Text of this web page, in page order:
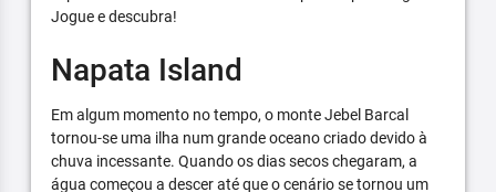
Jogue e descubra!
Napata Island
Em algum momento no tempo, o monte Jebel Barcal
tornou-se uma ilha num grande oceano criado devido à
chuva incessante. Quando os dias secos chegaram, a
água começou a descer até que o cenário se tornou um